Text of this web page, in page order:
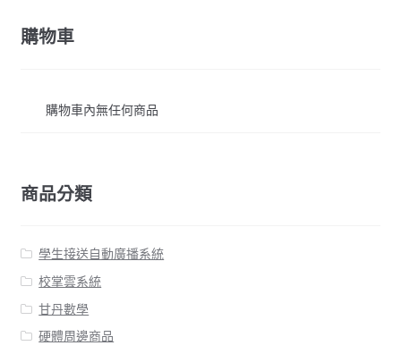
購物車
購物車內無任何商品
商品分類
學生接送自動廣播系統
校掌雲系統
甘丹數學
硬體周邊商品